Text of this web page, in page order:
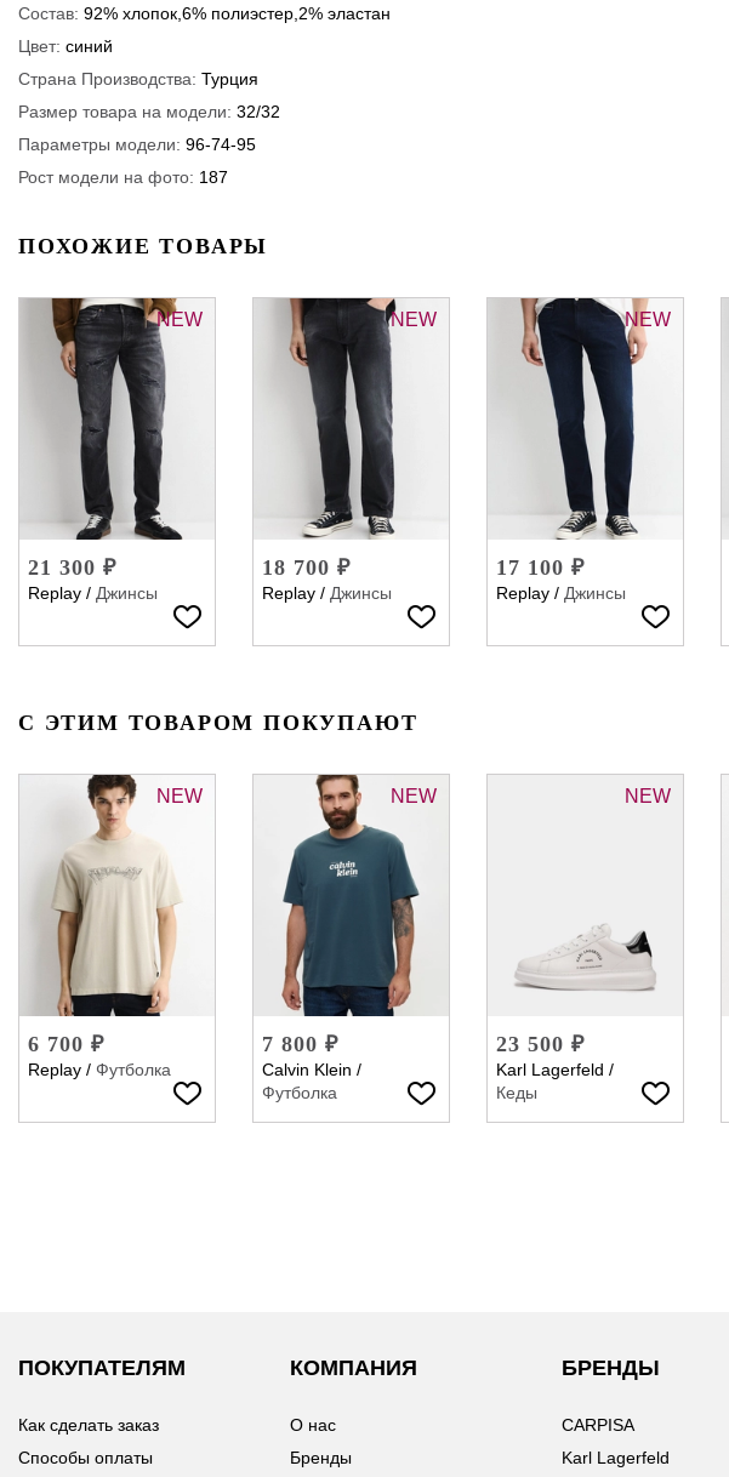
Состав: 92% хлопок,6% полиэстер,2% эластан
Цвет: синий
Страна Производства: Турция
Размер товара на модели: 32/32
Параметры модели: 96-74-95
Рост модели на фото: 187
ПОХОЖИЕ ТОВАРЫ
NEW
21 300 ₽
Replay / Джинсы
NEW
18 700 ₽
Replay / Джинсы
NEW
17 100 ₽
Replay / Джинсы
С ЭТИМ ТОВАРОМ ПОКУПАЮТ
NEW
6 700 ₽
Replay / Футболка
NEW
7 800 ₽
Calvin Klein /
Футболка
NEW
23 500 ₽
Karl Lagerfeld /
Кеды
ПОКУПАТЕЛЯМ
Как сделать заказ
Способы оплаты
КОМПАНИЯ
О нас
Бренды
БРЕНДЫ
CARPISA
Karl Lagerfeld